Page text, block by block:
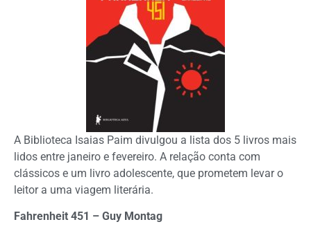
A Biblioteca Isaias Paim divulgou a lista dos 5 livros mais
lidos entre janeiro e fevereiro. A relação conta com
clássicos e um livro adolescente, que prometem levar o
leitor a uma viagem literária.
Fahrenheit 451 – Guy Montag